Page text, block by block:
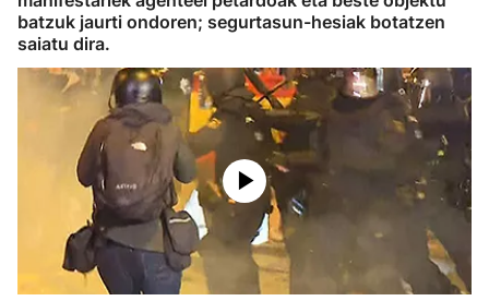
batzuk jaurti ondoren; segurtasun-hesiak botatzen
saiatu dira.